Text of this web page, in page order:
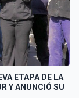
ETAPA DE LA
Y ANUNCIÓ SU